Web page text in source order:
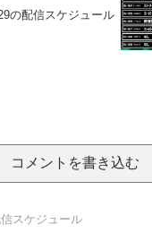
の配信スケジュール
コメントを書き込む
スケジュール